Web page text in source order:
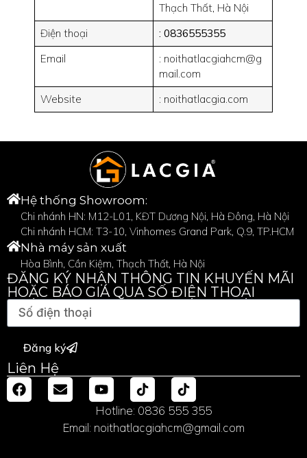
Thạch Thất, Hà Nội
Điện thoại
: 0836555355
Email
: noithatlacgiahcm@g
mail.com
Website
: noithatlacgia.com
Hệ thống Showroom:
Chi nhánh HN: M12-L01, KĐT Dương Nội, Hà Đông, Hà Nội
Chi nhánh HCM: T3-10, Vinhomes Grand Park, Q.9, TP.HCM
Nhà máy sản xuất
Hòa Bình, Cần Kiệm, Thạch Thất, Hà Nội
ĐĂNG KÝ NHẬN THÔNG TIN KHUYẾN MÃI
HOẶC BÁO GIÁ QUA SỐ ĐIỆN THOẠI
Đăng ký
Liên Hệ
Hotline: 0836 555 355
Email: noithatlacgiahcm@gmail.com